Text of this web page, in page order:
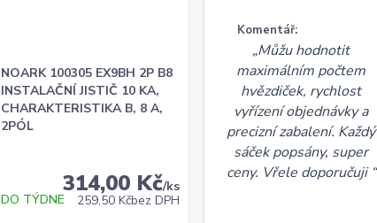
NOARK 100305 EX9BH 2P B8
INSTALAČNÍ JISTIČ 10 KA,
CHARAKTERISTIKA B, 8 A,
2PÓL
314,00 Kč/ks
259,50 Kčbez DPH
DO TÝDNE
Komentář:
Můžu hodnotit
maximálním počtem
hvězdiček, rychlost
vyřízení objednávky a
precizní zabalení. Každý
sáček popsány, super
ceny. Vřele doporučuji